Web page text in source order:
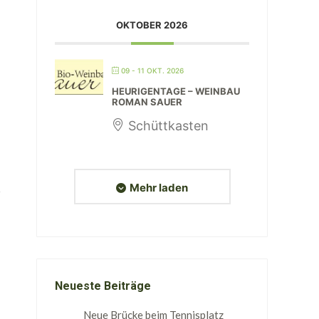
OKTOBER 2026
09 - 11 OKT. 2026
HEURIGENTAGE – WEINBAU
ROMAN SAUER
Schüttkasten
Mehr laden
Neueste Beiträge
Neue Brücke beim Tennisplatz